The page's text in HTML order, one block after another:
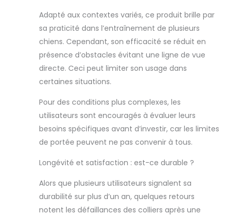
aboiements, la
marche en laisse,
la position assise,
l'agressivité et
toute autre
obéissance. ce
collier anti
800 mètres.
【Lumière LED
intégrée et
adaptée aux
tailles】 : une
intégrée est
pratique pour
retrouver votre
Adapté aux contextes variés, ce produit brille par
sa praticité dans l’entraînement de plusieurs
chiens. Cependant, son efficacité se réduit en
présence d’obstacles évitant une ligne de vue
directe. Ceci peut limiter son usage dans
certaines situations.
Pour des conditions plus complexes, les
utilisateurs sont encouragés à évaluer leurs
besoins spécifiques avant d’investir, car les limites
de portée peuvent ne pas convenir à tous.
Longévité et satisfaction : est-ce durable ?
Alors que plusieurs utilisateurs signalent sa
durabilité sur plus d’un an, quelques retours
notent les défaillances des colliers après une